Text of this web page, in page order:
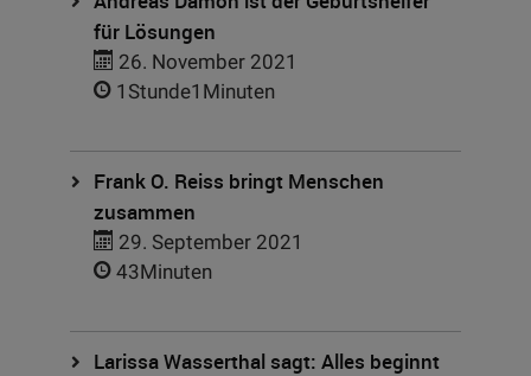
für Lösungen
26. November 2021
1Stunde1Minuten
Frank O. Reiss bringt Menschen
zusammen
29. September 2021
43Minuten
Larissa Wasserthal sagt: Alles beginnt